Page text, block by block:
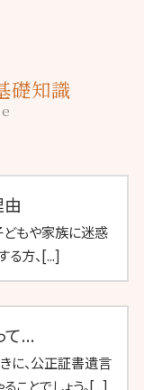
礎知識
もや家族に迷惑
る方、[...]
...
に、公正証書遺言
ことでしょう。[...]